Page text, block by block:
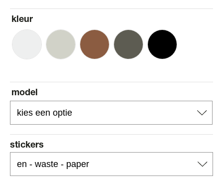
kleur
model
stickers